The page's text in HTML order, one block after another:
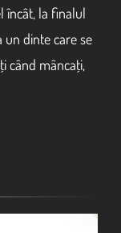
încât, la finalul
dinte care se
când mâncaţi,